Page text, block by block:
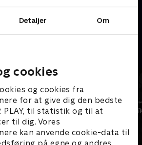
Detaljer Om
cookies
og cookies fra
for at give dig den bedste
PLAY, til statistik og til at
til dig. Vores
kan anvende cookie-data til
Kræver tilkøb